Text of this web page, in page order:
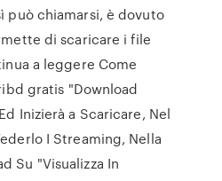
può chiamarsi, è dovuto
di scaricare i file
a leggere Come
gratis "Download
Inizierà a Scaricare, Nel
I Streaming, Nella
Su "Visualizza In